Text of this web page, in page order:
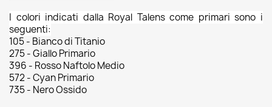
I colori indicati dalla Royal Talens come primari sono i
seguenti:
105 - Bianco di Titanio
275 - Giallo Primario
396 - Rosso Naftolo Medio
572 - Cyan Primario
735 - Nero Ossido